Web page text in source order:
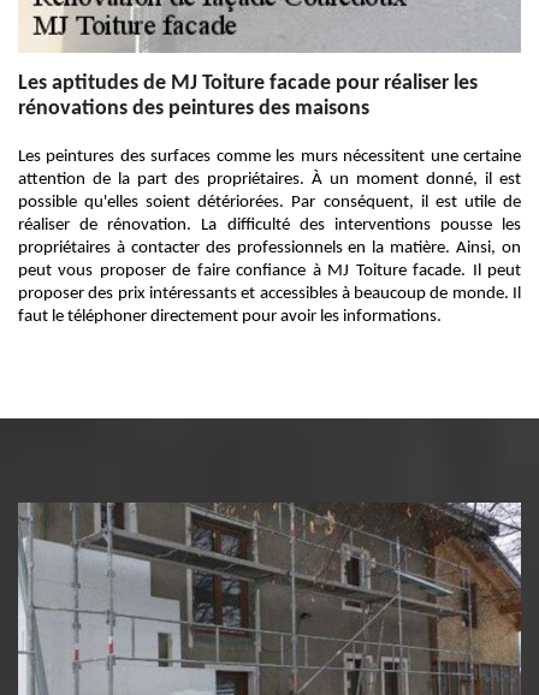
Les aptitudes de MJ Toiture facade pour réaliser les
rénovations des peintures des maisons
Les peintures des surfaces comme les murs nécessitent une certaine
attention de la part des propriétaires. À un moment donné, il est
possible qu'elles soient détériorées. Par conséquent, il est utile de
réaliser de rénovation. La difficulté des interventions pousse les
propriétaires à contacter des professionnels en la matière. Ainsi, on
peut vous proposer de faire confiance à MJ Toiture facade. Il peut
proposer des prix intéressants et accessibles à beaucoup de monde. Il
faut le téléphoner directement pour avoir les informations.